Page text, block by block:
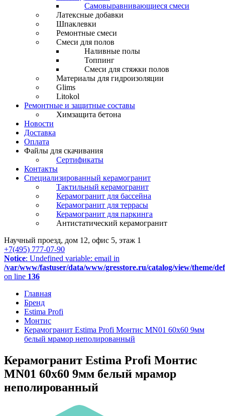
Самовыравнивающиеся смеси
Латексные добавки
Шпаклевки
Ремонтные смеси
Смеси для полов
Наливные полы
Топпинг
Смеси для стяжки полов
Материалы для гидроизоляции
Glims
Litokol
Ремонтные и защитные составы
Химзащита бетона
Новости
Доставка
Оплата
Файлы для скачивания
Сертификаты
Контакты
Специализированный керамогранит
Тактильный керамогранит
Керамогранит для бассейна
Керамогранит для террасы
Керамогранит для паркинга
Антистатический керамогранит
Научный проезд, дом 12, офис 5, этаж 1
+7(495) 777-07-90
Notice: Undefined variable: email in
/var/www/fastuser/data/www/gresstore.ru/catalog/view/theme/
on line 136
Главная
Бренд
Estima Profi
Монтис
Керамогранит Estima Profi Монтис MN01 60x60 9мм
белый мрамор неполированный
Керамогранит Estima Profi Монтис
MN01 60x60 9мм белый мрамор
неполированный